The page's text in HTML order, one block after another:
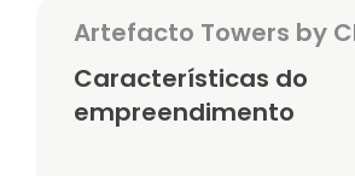
Artefacto Towers by
Características do
empreendimento